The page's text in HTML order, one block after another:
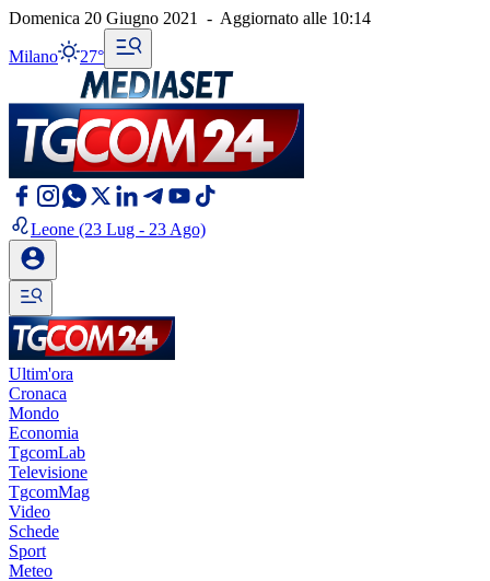
Domenica 20 Giugno 2021 - Aggiornato alle 10:14
Milano 27°
Leone (23 Lug - 23 Ago)
Ultim'ora
Cronaca
Mondo
Economia
TgcomLab
Televisione
TgcomMag
Video
Schede
Sport
Meteo